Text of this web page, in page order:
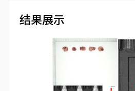
结果展示